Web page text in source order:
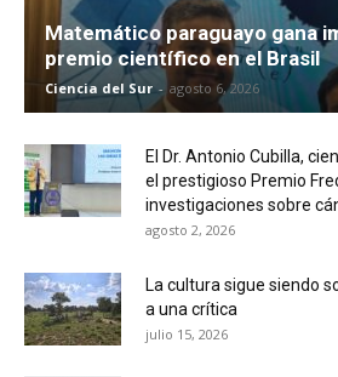
Matemático paraguayo gana
premio científico en el Brasil
Ciencia del Sur - agosto 6, 2026
El Dr. Antonio Cubilla,
el prestigioso Premio
investigaciones sobre
agosto 2, 2026
La cultura sigue siendo
a una crítica
julio 15, 2026